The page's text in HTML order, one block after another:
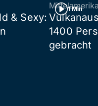
& Sexy:
1 Min
1400
gebracht